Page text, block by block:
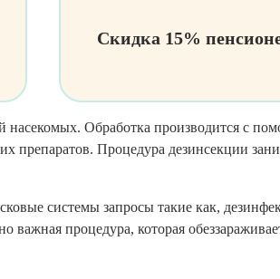
Скидка 15%
Обработка производится с
Процедура дезинсекции
системы запросы такие как,
процедура, которая